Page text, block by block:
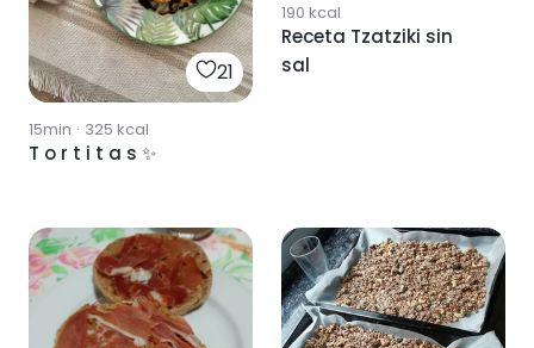
21
15min · 325 kcal
T o r t i t a s ✨
190 kcal
Receta Tzatziki sin
sal